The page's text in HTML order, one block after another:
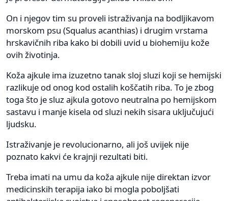
On i njegov tim su proveli istraživanja na bodljikavom
morskom psu (Squalus acanthias) i drugim vrstama
hrskavičnih riba kako bi dobili uvid u biohemiju kože
ovih životinja.
Koža ajkule ima izuzetno tanak sloj sluzi koji se hemijski
razlikuje od onog kod ostalih koščatih riba. To je zbog
toga što je sluz ajkula gotovo neutralna po hemijskom
sastavu i manje kisela od sluzi nekih sisara uključujući
ljudsku.
Istraživanje je revolucionarno, ali još uvijek nije
poznato kakvi će krajnji rezultati biti.
Treba imati na umu da koža ajkule nije direktan izvor
medicinskih terapija iako bi mogla poboljšati